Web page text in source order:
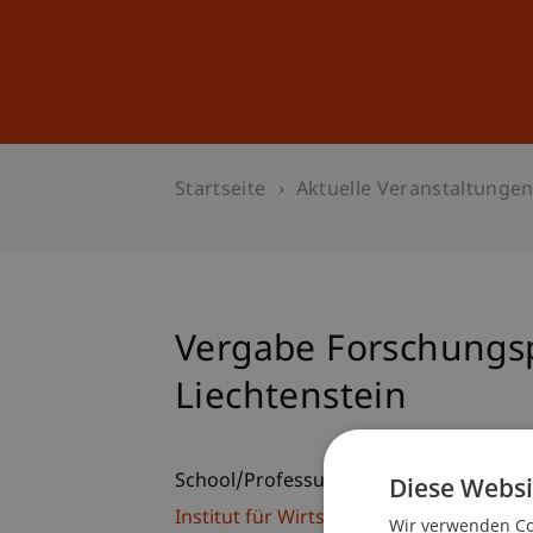
Startseite Aktuelle Veranstaltungen
Vergabe
Liechtenstein
School/Professur:
Institut für Wirtschaftsinformatik
Diese
Wir verwenden